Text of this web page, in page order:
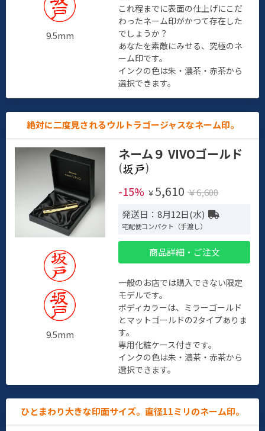
9.5mm
これ程までに表面の仕上げにこだ
わったネーム印がかつて存在した
でしょうか？
あなたを素敵にみせる、究極のネ
ーム印です。
インクの色は朱・濃茶・赤茶から
選択できます。
絶対に二度見されるウルトラゴージャスなネーム印。
9.5mm
ネーム９ VIVOゴールド
(
)
-15% ￥ 5,610 ￥6,600
発送日：8月12日(水)
宅配便コンパクト（手渡し）
商品詳細・ご注文
一般のお店では購入できない限定
モデルです。
ボディカラーは、ミラーゴールド
とマットゴールドの2タイプありま
す。
専用化粧ケース付きです。
インクの色は朱・濃茶・赤茶から
選択できます。
ひとまわり大きな印面サイズ。直径11ミリのネーム印。